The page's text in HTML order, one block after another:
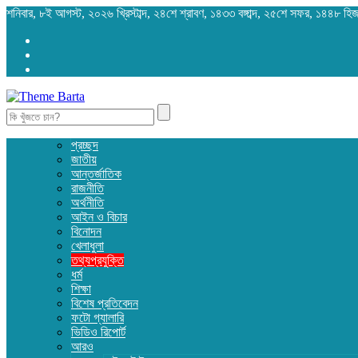
শনিবার, ৮ই আগস্ট, ২০২৬ খ্রিস্টাব্দ, ২৪শে শ্রাবণ, ১৪৩৩ বঙ্গাব্দ, ২৫শে সফর, ১৪৪৮
Search
for:
প্রচ্ছদ
জাতীয়
আন্তর্জাতিক
রাজনীতি
অর্থনীতি
আইন ও বিচার
বিনোদন
খেলাধুলা
তথ্যপ্রযুক্তি
ধর্ম
শিক্ষা
বিশেষ প্রতিবেদন
ফটো গ্যালারি
ভিডিও রিপোর্ট
আরও